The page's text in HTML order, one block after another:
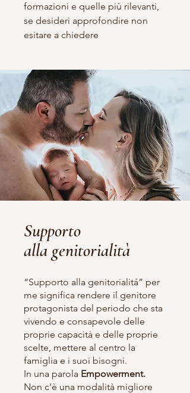
formazioni e quelle più rilevanti,
se desideri approfondire non
esitare a chiedere
Supporto
alla genitorialità
“Supporto alla genitorialitá” per
me significa rendere il genitore
protagonista del periodo che sta
vivendo e consapevole delle
proprie capacità e delle proprie
scelte, mettere al centro la
famiglia e i suoi bisogni.
In una parola Empowerment.
Non c'è una modalità migliore